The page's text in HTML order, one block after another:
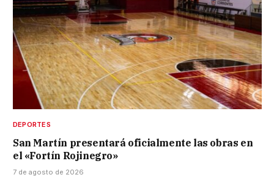
DEPORTES
San Martín presentará oficialmente las obras en
el «Fortín Rojinegro»
7 de agosto de 2026